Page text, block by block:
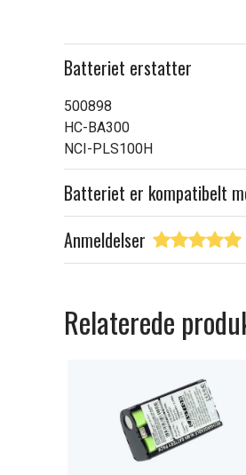
Batteriet erstatter
500898
HC-BA300
NCI-PLS100H
Batteriet er kompatibelt
Anmeldelser
Relaterede